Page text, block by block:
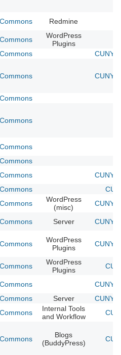
Redmine
WordPress
Plugins
CUNY
CUNY
CUNY
WordPress
(misc)
CUNY
Server CUNY
WordPress
Plugins
CUNY
WordPress
Plugins
CUNY
Server
CUNY
Internal Tools
and Workflow
Blogs
(BuddyPress)